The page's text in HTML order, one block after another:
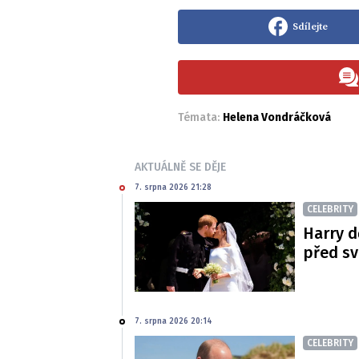
Sdílejte
Témata: Helena Vondráčková
AKTUÁLNĚ SE DĚJE
7. srpna 2026 21:28
CELEBRITY
Harry
před
7. srpna 2026 20:14
CELEBRITY